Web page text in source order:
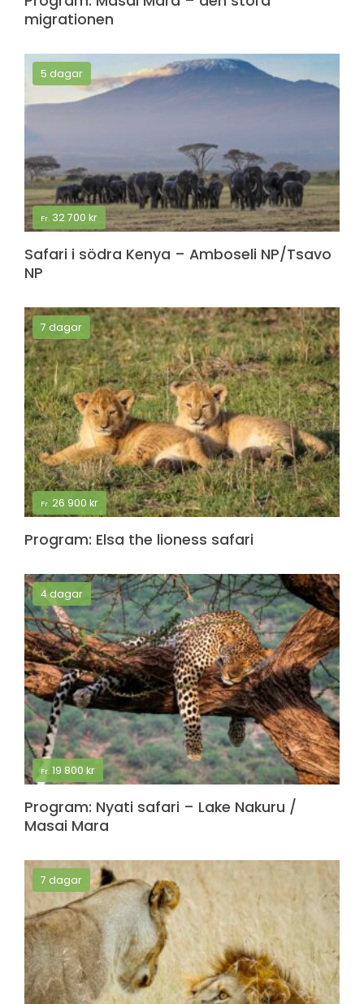
migrationen
5 dagar
Fr. 32 700 kr
Safari i södra Kenya – Amboseli NP/Tsavo
NP
7 dagar
Fr. 26 900 kr
Program: Elsa the lioness safari
4 dagar
Fr. 19 800 kr
Program: Nyati safari – Lake Nakuru /
Masai Mara
7 dagar